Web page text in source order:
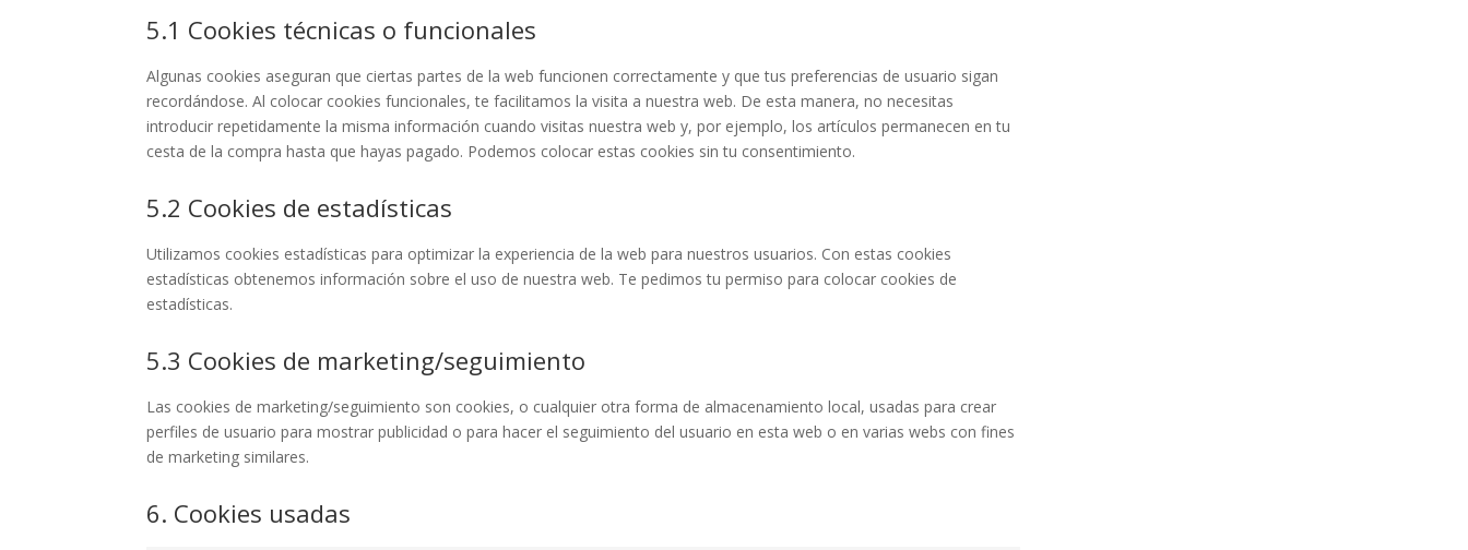
5.1 Cookies técnicas o funcionales
Algunas cookies aseguran que ciertas partes de la web funcionen correctamente y que tus preferencias de usuario sigan
recordándose. Al colocar cookies funcionales, te facilitamos la visita a nuestra web. De esta manera, no necesitas
introducir repetidamente la misma información cuando visitas nuestra web y, por ejemplo, los artículos permanecen en tu
cesta de la compra hasta que hayas pagado. Podemos colocar estas cookies sin tu consentimiento.
5.2 Cookies de estadísticas
Utilizamos cookies estadísticas para optimizar la experiencia de la web para nuestros usuarios. Con estas cookies
estadísticas obtenemos información sobre el uso de nuestra web. Te pedimos tu permiso para colocar cookies de
estadísticas.
5.3 Cookies de marketing/seguimiento
Las cookies de marketing/seguimiento son cookies, o cualquier otra forma de almacenamiento local, usadas para crear
perfiles de usuario para mostrar publicidad o para hacer el seguimiento del usuario en esta web o en varias webs con fines
de marketing similares.
6. Cookies usadas